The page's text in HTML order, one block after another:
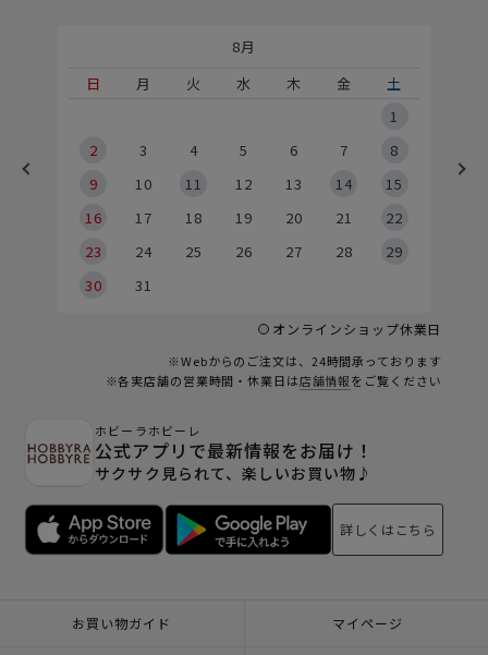
8月
日
月 火 水 木 金
土
1
2
3 4 5 6 7
8
9
10 11 12 13 14
15
16
17 18 19 20 21
22
23
24 25 26 27 28
29
30
31
オンラインショップ休業日
※Webからのご注文は、24時間承っております
※各実店舗の営業時間・休業日は店舗情報をご覧ください
ホビーラホビーレ
公式アプリで最新情報をお届け！
サクサク見られて、楽しいお買い物♪
詳しくはこちら
お買い物ガイド マイページ